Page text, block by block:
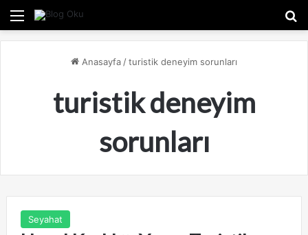
Menü
Anasayfa /turistik deneyim sorunları
turistik deneyim
sorunları
Seyahat